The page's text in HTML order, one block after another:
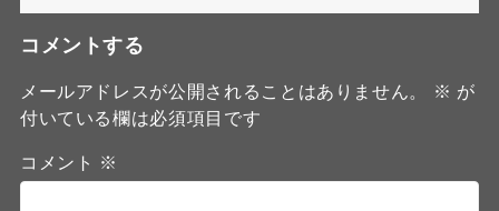
コメントする
メールアドレスが公開されることはありません。 ※ が
付いている欄は必須項目です
コメント ※